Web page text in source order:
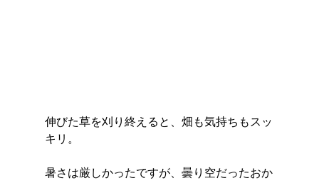
伸びた草を刈り終えると、畑も気持ちもスッ
キリ。
暑さは厳しかったですが、曇り空だったおか